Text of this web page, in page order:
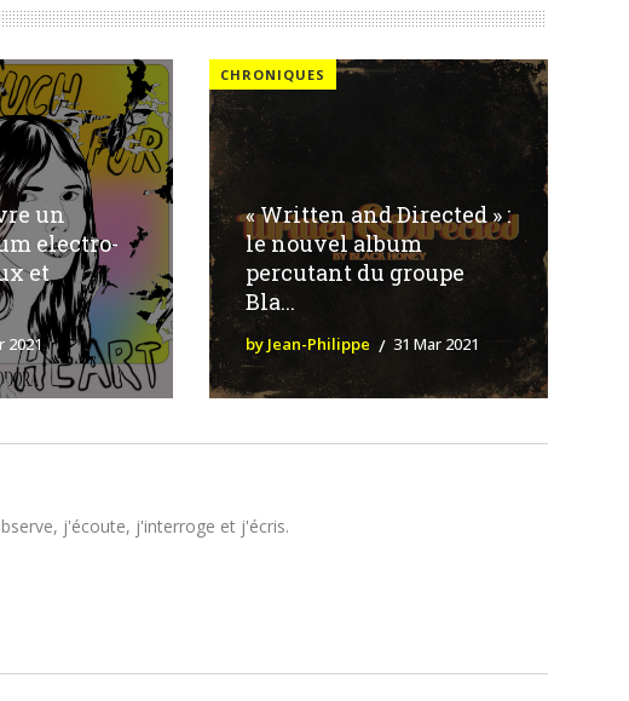
un
electro-
et
2021
CHRONIQUES
« Written and Directed » :
le nouvel album
percutant du groupe
Bla...
by Jean-Philippe 31 Mar 2021
j'écoute, j'interroge et j'écris.